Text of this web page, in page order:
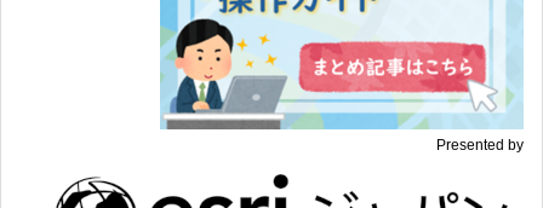
Presented by